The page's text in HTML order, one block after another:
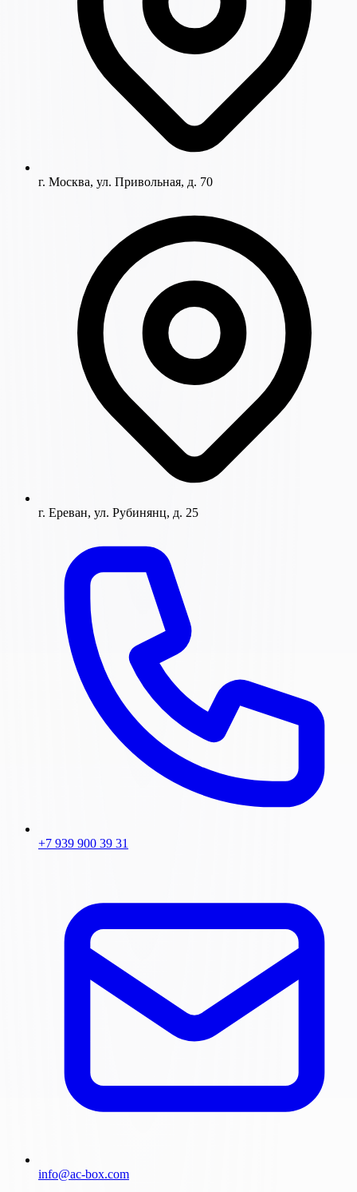
г. Москва, ул. Привольная, д. 70
г. Ереван, ул. Рубинянц, д. 25
+7 939 900 39 31
info@ac-box.com